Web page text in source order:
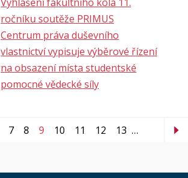
ročníku soutěže PRIMUS
Centrum práva duševního
vlastnictví vypisuje výběrové řízení
na obsazení místa studentské
pomocné vědecké síly
7 8 9 10 11 12 13 …